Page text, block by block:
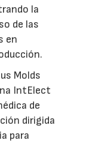
la
de las
en
Molds
IntElect
de
dirigida
para